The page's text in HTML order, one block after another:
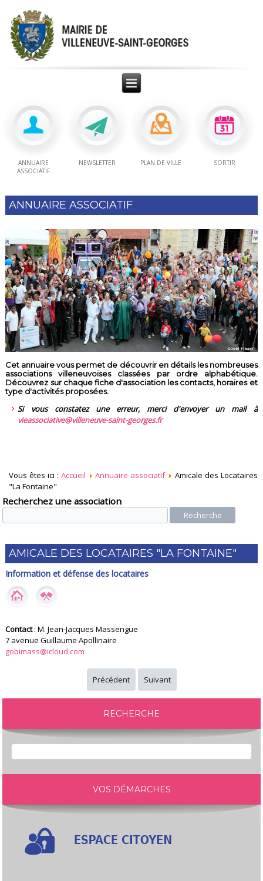
ANNUAIRE
ASSOCIATIF
NEWSLETTER PLAN DE VILLE SORTIR
ANNUAIRE ASSOCIATIF
Cet annuaire vous permet de découvrir en détails les nombreuses
associations villeneuvoises classées par ordre alphabétique.
Découvrez sur chaque fiche d'association les contacts, horaires et
type d'activités proposées.
Si vous constatez une erreur, merci d'envoyer un mail à
vieassociative@villeneuve-saint-georges.fr
Vous êtes ici : Accueil Annuaire associatif
Amicale des Locataires
"La Fontaine"
Recherchez une association
Recherche
AMICALE DES LOCATAIRES "LA FONTAINE"
Information et défense des locataires
Contact: M. Jean-Jacques Massengue
7 avenue Guillaume Apollinaire
gobimass@icloud.com
Précédent Suivant
RECHERCHE
VOS DÉMARCHES